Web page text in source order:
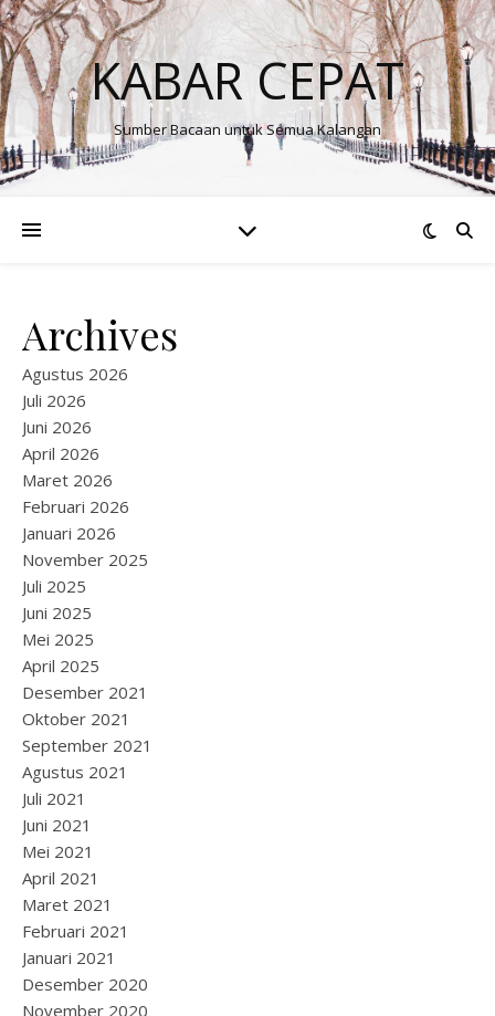
KABAR CEPAT
Sumber Bacaan untuk Semua Kalangan
Archives
Agustus 2026
Juli 2026
Juni 2026
April 2026
Maret 2026
Februari 2026
Januari 2026
November 2025
Juli 2025
Juni 2025
Mei 2025
April 2025
Desember 2021
Oktober 2021
September 2021
Agustus 2021
Juli 2021
Juni 2021
Mei 2021
April 2021
Maret 2021
Februari 2021
Januari 2021
Desember 2020
November 2020